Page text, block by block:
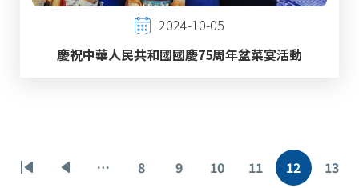
2024-10-05
慶祝中華人民共和國國慶75周年盆菜宴活動
Pagination
First
Previous
…
Page
8
Page
9
Page
10
Page
11
Current
12 13